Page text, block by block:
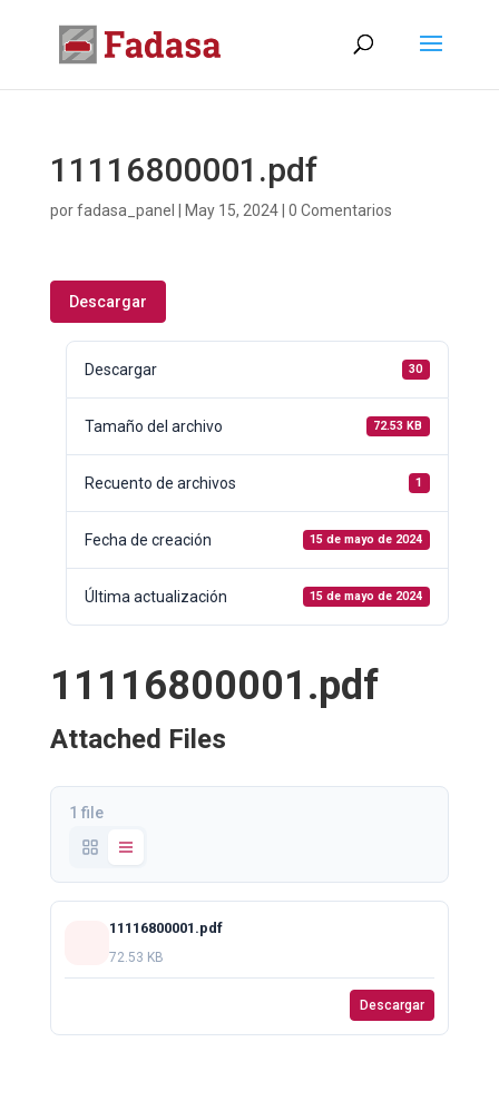
11116800001.pdf
porfadasa_panel May 15, 2024| 0 Comentarios
Descargar
Descargar 30
Tamaño del archivo 72.53 KB
Recuento de archivos 1
Fecha de creación 15 de mayo de 2024
Última actualización 15 de mayo de 2024
11116800001.pdf
Attached Files
1 file
11116800001.pdf
72.53 KB
Descargar